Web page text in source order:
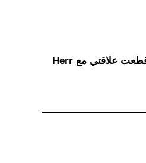
(46) الهامش الأخير بعد ان قطعت علاقتي مع Herr